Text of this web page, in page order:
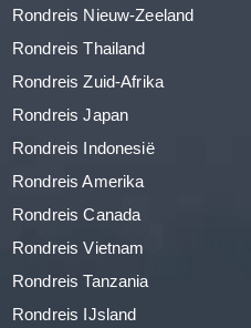
Rondreis Nieuw-Zeeland
Rondreis Thailand
Rondreis Zuid-Afrika
Rondreis Japan
Rondreis Indonesië
Rondreis Amerika
Rondreis Canada
Rondreis Vietnam
Rondreis Tanzania
Rondreis IJsland